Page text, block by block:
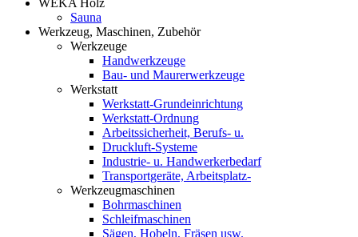
WEKA Holz
Sauna
Werkzeug, Maschinen, Zubehör
Werkzeuge
Handwerkzeuge
Bau- und Maurerwerkzeuge
Werkstatt
Werkstatt-Grundeinrichtung
Werkstatt-Ordnung
Arbeitssicherheit, Berufs- u.
Druckluft-Systeme
Industrie- u. Handwerkerbedarf
Transportgeräte, Arbeitsplatz-
Werkzeugmaschinen
Bohrmaschinen
Schleifmaschinen
Sägen, Hobeln, Fräsen usw.